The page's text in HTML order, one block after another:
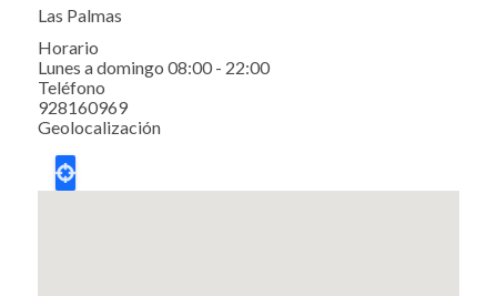
Las Palmas
Horario
Lunes a domingo 08:00 - 22:00
Teléfono
928160969
Geolocalización